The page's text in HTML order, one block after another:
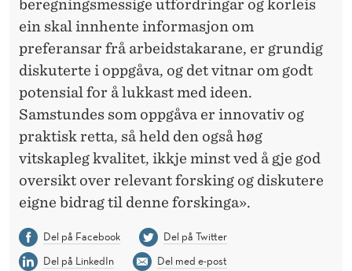
beregningsmessige utfordringar og korleis
ein skal innhente informasjon om
preferansar frå arbeidstakarane, er grundig
diskuterte i oppgåva, og det vitnar om godt
potensial for å lukkast med ideen.
Samstundes som oppgåva er innovativ og
praktisk retta, så held den også høg
vitskapleg kvalitet, ikkje minst ved å gje god
oversikt over relevant forsking og diskutere
eigne bidrag til denne forskinga».
Del på Facebook
Del på Twitter
Del på LinkedIn
Del med e-post